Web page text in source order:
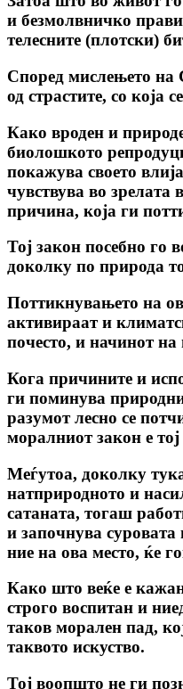
и безмолвничко
телесните (плотски)
Според мислењето на
од страстите, co која
Како вроден и
биолошкото
покажува своето
чувствува во зрелата
причина, која ги
Тој закон посебно го
доколку по природа
Поттикнувањето на
активираат и
почесто, и начинот на
Кога причините и
ги поминува
разумот лесно се
моралниот закон е
Меѓутоа, доколку
натприродното и
сатаната, тогаш
и започнува
ние на ова место, ќе
Како што веќе е
строго воспитан и
таков морален пад,
таквото искуство.
Тој воопшто не ги